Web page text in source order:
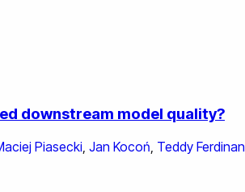
downstream model quality?
Piasecki Jan Kocoń Teddy Ferdinan